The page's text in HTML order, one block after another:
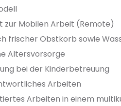
zur Mobilen Arbeit (Remote)
frischer Obstkorb sowie
Altersvorsorge
bei der Kinderbetreuung
Arbeiten
Arbeiten in einem